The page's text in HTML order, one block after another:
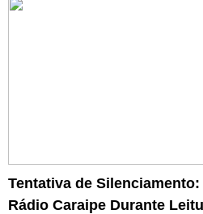
Tentativa de
Rádio Caraipe Durante